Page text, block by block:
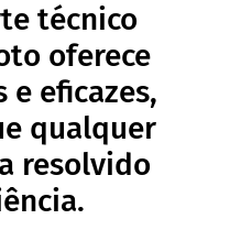
técnico
oferece
e eficazes,
qualquer
resolvido